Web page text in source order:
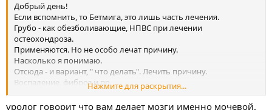
Добрый день!
Если вспомнить, то Бетмига, это лишь часть лечения.
Грубо - как обезболивающие, НПВС при лечении
остеохондроза.
Применяются. Но не особо лечат причину.
Насколько я понимаю.
Отсюда - и вариант, " что делать". Лечить причину.
Воспаление, фиброз и пр
Имхо, по моему скромному мнению.
Нажмите для раскрытия...
уролог говорит что вам делает мозги именно мочевой.